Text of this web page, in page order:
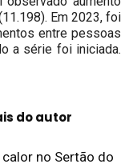
Em 2023, foi
entre pessoas
a série foi iniciada.
do autor
no Sertão do